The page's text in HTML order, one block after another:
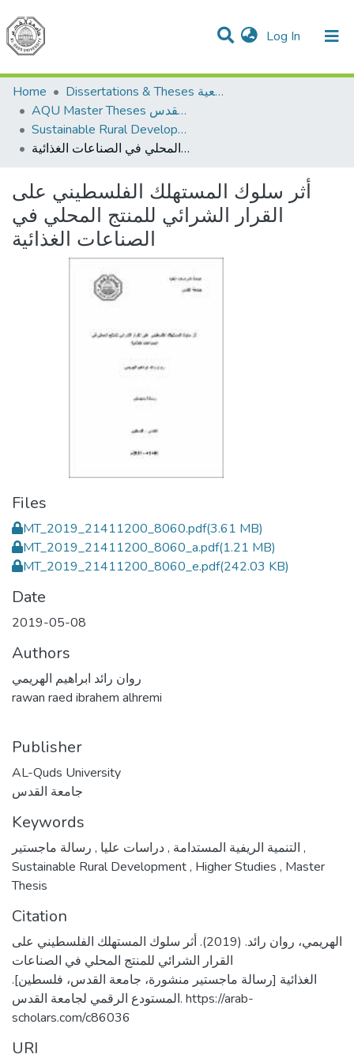
Log In (current)
Communities & Collections
All of DSpace
Home
Dissertations & Theses الرسائل الجامعية
AQU Master Theses الرسائل الجامعية الخاصة بجامعة القدس
Sustainable Rural Development التنمية الريفية المستدامة
أثر سلوك المستهلك الفلسطيني على القرار الشرائي للمنتج المحلي في الصناعات الغذائية
أثر سلوك المستهلك الفلسطيني على
القرار الشرائي للمنتج المحلي في
الصناعات الغذائية
Files
MT_2019_21411200_8060.pdf(3.61 MB)
MT_2019_21411200_8060_a.pdf(1.21 MB)
MT_2019_21411200_8060_e.pdf(242.03 KB)
Date
2019-05-08
Authors
روان رائد ابراهيم الهريمي
rawan raed ibrahem alhremi
Publisher
AL-Quds University
جامعة القدس
Keywords
التنمية الريفية المستدامة ,دراسات عليا ,
,
Sustainable Rural Development, Higher Studies , Master
Thesis
Citation
الهريمي، روان رائد. (2019). أثر سلوك المستهلك الفلسطيني على
القرار الشرائي للمنتج المحلي في الصناعات
الغذائية [رسالة ماجستير منشورة، جامعة القدس، فلسطين].
المستودع الرقمي لجامعة القدس. https://arab-
scholars.com/c86036
URI